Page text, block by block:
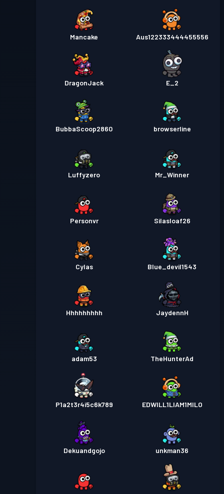
Mancake Aus122333444455556
DragonJack E_2
BubbaScoop2860 browserline
Luffyzero Mr_Winner
Personvr Silasloaf26
Cylas Blue_devil1543
Hhhhhhhhh JaydennH
adam53 TheHunterAd
P1a2t3r4i5c6k789 EDWILL1LIAM1MILO
Dekuandgojo unkman36